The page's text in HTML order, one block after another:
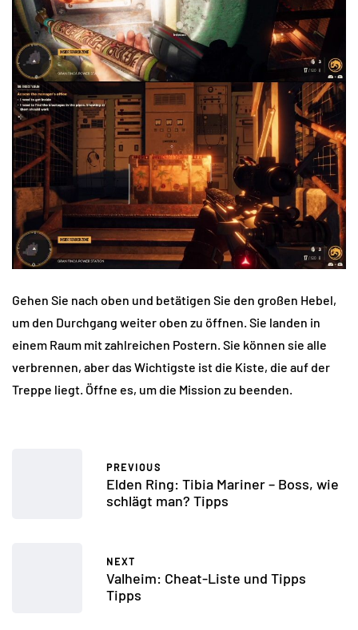
Gehen Sie nach oben und betätigen Sie den großen Hebel,
um den Durchgang weiter oben zu öffnen. Sie landen in
einem Raum mit zahlreichen Postern. Sie können sie alle
verbrennen, aber das Wichtigste ist die Kiste, die auf der
Treppe liegt. Öffne es, um die Mission zu beenden.
PREVIOUS
Elden Ring: Tibia Mariner – Boss, wie
schlägt man? Tipps
NEXT
Valheim: Cheat-Liste und Tipps
Tipps